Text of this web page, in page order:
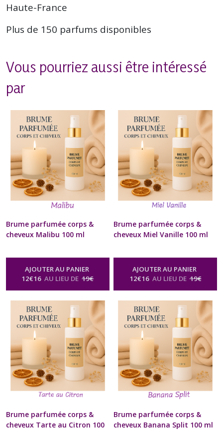
Haute-France
Plus de 150 parfums disponibles
Vous pourriez aussi être intéressé
par
Brume parfumée corps &
cheveux Malibu 100 ml
Relaxation Bien-être
Aromathérapie Soin Beauté
des Mères, Noël
Brume
Parfumée Corps & Cheveux Spray
Naturel Senteur Gourmande
AJOUTER AU PANIER
12€16 AU LIEU DE 19€
Brume parfumée corps &
cheveux Miel Vanille 100 ml
Relaxation Bien-être
Aromathérapie Soin Beauté
des Mères, Noël
Brume
Parfumée Corps & Cheveux Spray
Naturel Senteur Gourmande
AJOUTER AU PANIER
12€16 AU LIEU DE 19€
Brume parfumée corps &
cheveux Tarte au Citron 100
Brume parfumée corps &
cheveux Banana Split 100 ml